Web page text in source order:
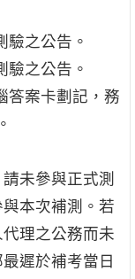
驗之公告。
驗之公告。
答案卡劃記，務
。
未參與正式測
本次補測。若
理之公務而未
遲於補考當日